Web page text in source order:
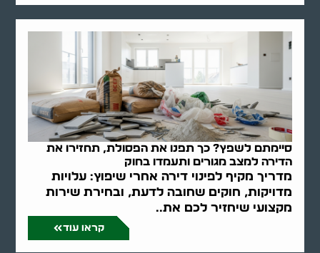
סיימתם לשפץ? כך תפנו את הפסולת, תחזירו את
הדירה למצב מגורים ותעמדו בחוק
מדריך מקיף לפינוי דירה אחרי שיפוץ: עלויות
מדויקות, חוקים שחובה לדעת, ובחירת שירות
מקצועי שיחזיר לכם את..
קראו עוד